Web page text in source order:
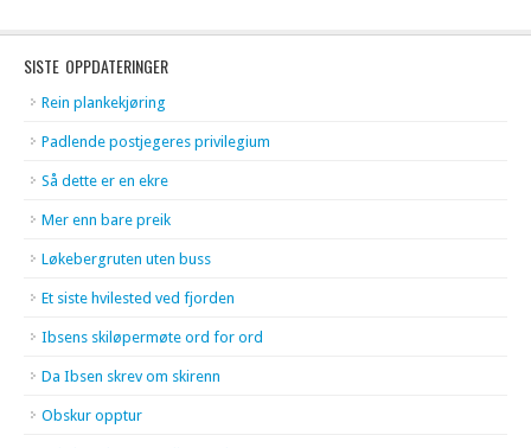
SISTE OPPDATERINGER
Rein plankekjøring
Padlende postjegeres privilegium
Så dette er en ekre
Mer enn bare preik
Løkebergruten uten buss
Et siste hvilested ved fjorden
Ibsens skiløpermøte ord for ord
Da Ibsen skrev om skirenn
Obskur opptur